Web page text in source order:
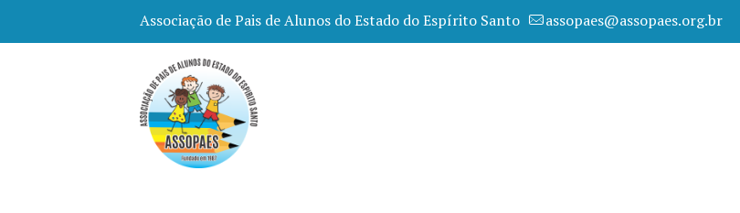
Associação de Pais de Alunos do Estado do Espírito Santo assopaes@assopaes.org.br